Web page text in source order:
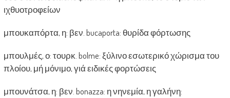
ιχθυοτροφείων
μπουκαπόρτα, η: βεν. bucaporta: θυρίδα φόρτωσης
μπουλμές, ο: τουρκ. bolme: ξύλινο εσωτερικό χώρισμα του
πλοίου, μή μόνιμο, γιά ειδικές φορτώσεις
μπουνάτσα, η: βεν. bonazza: η νηνεμία, η γαλήνη: